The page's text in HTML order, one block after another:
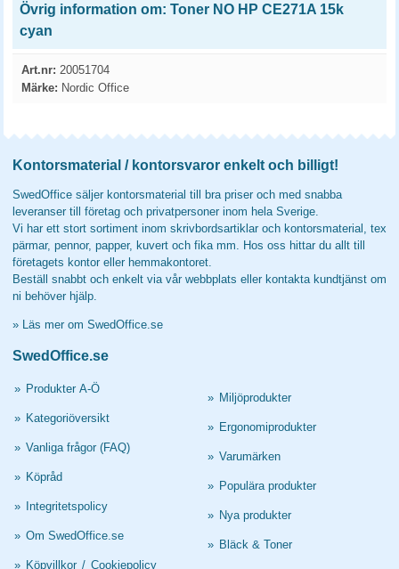
Övrig information om: Toner NO HP CE271A 15k
cyan
Art.nr: 20051704
Märke: Nordic Office
Kontorsmaterial / kontorsvaror enkelt och billigt!
SwedOffice säljer kontorsmaterial till bra priser och med snabba
leveranser till företag och privatpersoner inom hela Sverige.
Vi har ett stort sortiment inom skrivbordsartiklar och kontorsmaterial, tex
pärmar, pennor, papper, kuvert och fika mm. Hos oss hittar du allt till
företagets kontor eller hemmakontoret.
Beställ snabbt och enkelt via vår webbplats eller kontakta kundtjänst om
ni behöver hjälp.
» Läs mer om SwedOffice.se
SwedOffice.se
» Produkter A-Ö
» Kategoriöversikt
» Vanliga frågor (FAQ)
» Köpråd
» Integritetspolicy
» Om SwedOffice.se
» Köpvillkor / Cookiepolicy
» Miljöprodukter
» Ergonomiprodukter
» Varumärken
» Populära produkter
» Nya produkter
» Bläck & Toner